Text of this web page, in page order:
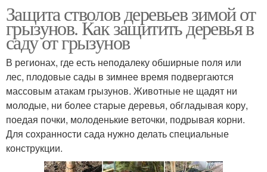
Защита стволов деревьев зимой от
грызунов. Как защитить деревья в
саду от грызунов
В регионах, где есть неподалеку обширные поля или
лес, плодовые сады в зимнее время подвергаются
массовым атакам грызунов. Животные не щадят ни
молодые, ни более старые деревья, обгладывая кору,
поедая почки, молоденькие веточки, подрывая корни.
Для сохранности сада нужно делать специальные
конструкции.